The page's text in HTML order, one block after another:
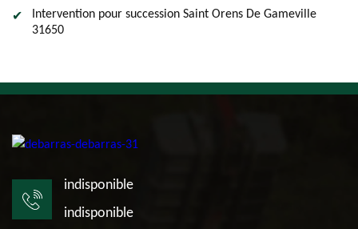
Intervention pour succession Saint Orens De Gameville
31650
indisponible
indisponible